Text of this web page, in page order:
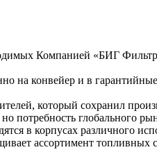
Компанией «БИГ
на конвейер и в
который сохранил
потребность глобального
в корпусах различного
ассортимент топливных